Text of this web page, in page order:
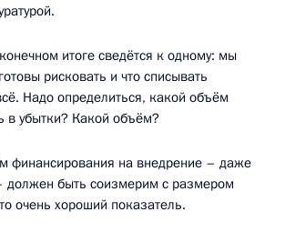
итоге сведётся к одному: мы
рисковать и что списывать
Надо определиться, какой объём
в убытки? Какой объём?
финансирования на внедрение – даже
должен быть соизмерим с размером
очень хороший показатель.